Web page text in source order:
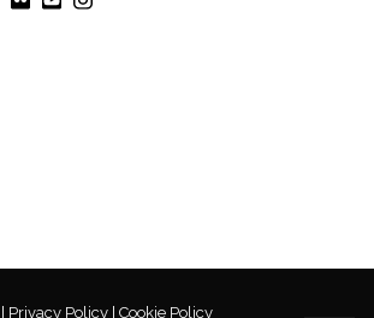
Privacy Policy| Cookie Policy